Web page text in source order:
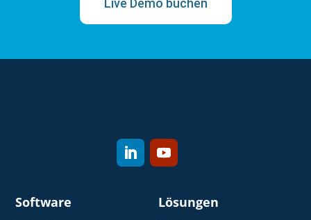
Live Demo buchen
Software Lösungen